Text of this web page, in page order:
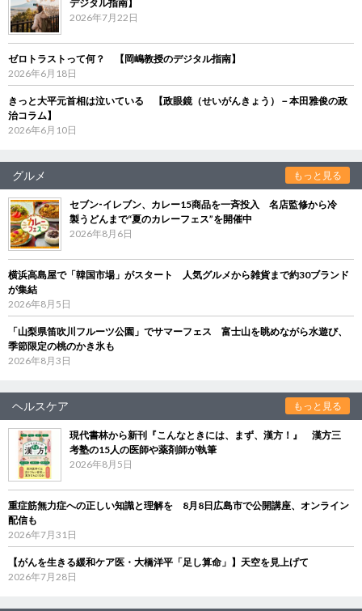
デジタル指南】
2026年7月22日
ゼロトラストって何？ 【岡嶋教授のデジタル指南】
2026年6月18日
きっと大平元首相は泣いている 【政眼鏡（せいがんきょう）－本田雅俊の政
治コラム】
2026年6月10日
グルメ もっと見る
セブン‐イレブン、カレー15商品を一斉投入 名店監修から冷
製うどんまで“夏のカレーフェス”を開催中
2026年8月6日
横浜高島屋で「韓国市場」がスタート 人気グルメから雑貨まで約30ブランド
が集結
2026年8月5日
「山梨県笛吹川フルーツ公園」でサマーフェス 富士山を眺めながら水遊び、
季節限定の桃のかき氷も
2026年8月3日
ヘルスケア もっと見る
現代書林から新刊『こんなときには、まず、漢方！』 漢方三
考塾の15人の医師や薬剤師が執筆
2026年8月5日
重症筋無力症への正しい知識と理解を 8月8日広島市で公開講座、オンライン
配信も
2026年7月31日
【がんを生きる緩和ケア医・大橋洋平「足し算命」】天空を見上げて
2026年7月28日